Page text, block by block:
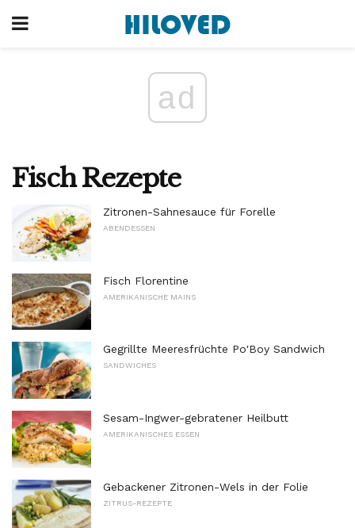
ad
Fisch Rezepte
Zitronen-Sahnesauce für Forelle
ABENDESSEN
Fisch Florentine
AMERIKANISCHE MAINS
Gegrillte Meeresfrüchte Po'Boy Sandwich
SANDWICHES
Sesam-Ingwer-gebratener Heilbutt
AMERIKANISCHES ESSEN
Gebackener Zitronen-Wels in der Folie
ZITRUS-REZEPTE